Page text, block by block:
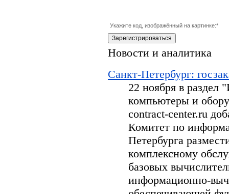
Укажите код, изображённый на картинке:*
Новости и аналитика
Санкт-Петербург:
22 ноября в раздел
компьютеры и
contract-center.ru
Комитет по
Петербурга
комплексному
базовых
информационно-